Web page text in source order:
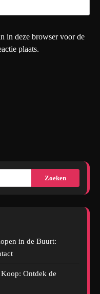
in deze browser voor de
plaats.
Zoeken
in de Buurt:
Ontdek de